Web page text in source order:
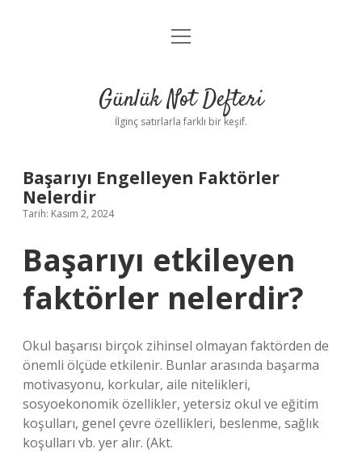
Anasayfa
Yasal Uyarı
menüyü
Günlük Not Defteri
İlginç satırlarla farklı bir keşif.
Başarıyı Engelleyen Faktörler
Nelerdir
Tarih: Kasım 2, 2024
Başarıyı etkileyen
faktörler nelerdir?
Okul başarısı birçok zihinsel olmayan faktörden de
önemli ölçüde etkilenir. Bunlar arasında başarma
motivasyonu, korkular, aile nitelikleri,
sosyoekonomik özellikler, yetersiz okul ve eğitim
koşulları, genel çevre özellikleri, beslenme, sağlık
koşulları vb. yer alır. (Akt.